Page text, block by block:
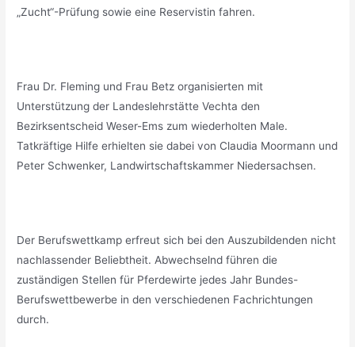
„Zucht“-Prüfung sowie eine Reservistin fahren.
Frau Dr. Fleming und Frau Betz organisierten mit
Unterstützung der Landeslehrstätte Vechta den
Bezirksentscheid Weser-Ems zum wiederholten Male.
Tatkräftige Hilfe erhielten sie dabei von Claudia Moormann und
Peter Schwenker, Landwirtschaftskammer Niedersachsen.
Der Berufswettkamp erfreut sich bei den Auszubildenden nicht
nachlassender Beliebtheit. Abwechselnd führen die
zuständigen Stellen für Pferdewirte jedes Jahr Bundes-
Berufswettbewerbe in den verschiedenen Fachrichtungen
durch.